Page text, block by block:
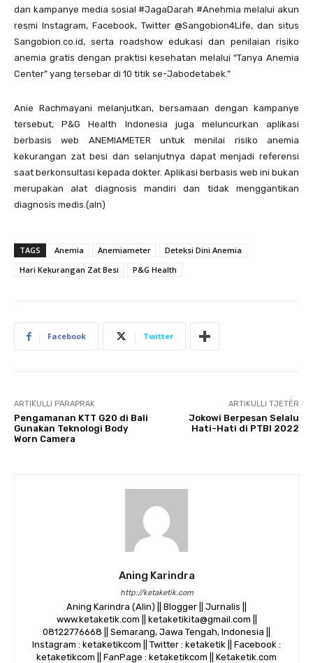
dan kampanye media sosial #JagaDarah #Anehmia melalui akun
resmi Instagram, Facebook, Twitter @Sangobion4Life, dan situs
Sangobion.co.id, serta roadshow edukasi dan penilaian risiko
anemia gratis dengan praktisi kesehatan melalui “Tanya Anemia
Center” yang tersebar di 10 titik se-Jabodetabek.”
Anie Rachmayani melanjutkan, bersamaan dengan kampanye
tersebut, P&G Health Indonesia juga meluncurkan aplikasi
berbasis web ANEMIAMETER untuk menilai risiko anemia
kekurangan zat besi dan selanjutnya dapat menjadi referensi
saat berkonsultasi kepada dokter. Aplikasi berbasis web ini bukan
merupakan alat diagnosis mandiri dan tidak menggantikan
diagnosis medis.(aln)
TAGS Anemia Anemiameter
Deteksi Dini Anemia
Hari Kekurangan Zat Besi
P&G Health
Facebook Twitter
ARTIKULLI PARAPRAK
Pengamanan KTT G20 di Bali
Gunakan Teknologi Body
Worn Camera
ARTIKULLI TJETËR
Jokowi Berpesan Selalu
Hati-Hati di PTBI 2022
Aning Karindra
http://ketaketik.com
Aning Karindra (Alin) || Blogger || Jurnalis ||
www.ketaketik.com || ketaketikita@gmail.com ||
08122776668 || Semarang, Jawa Tengah, Indonesia ||
Instagram : ketaketikcom || Twitter : ketaketik || Facebook :
ketaketikcom || FanPage : ketaketikcom || Ketaketik.com